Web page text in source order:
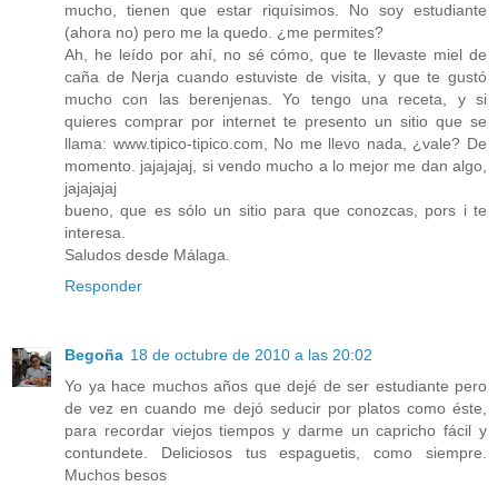
mucho, tienen que estar riquísimos. No soy estudiante
(ahora no) pero me la quedo. ¿me permites?
Ah, he leído por ahí, no sé cómo, que te llevaste miel de
caña de Nerja cuando estuviste de visita, y que te gustó
mucho con las berenjenas. Yo tengo una receta, y si
quieres comprar por internet te presento un sitio que se
llama: www.tipico-tipico.com, No me llevo nada, ¿vale? De
momento. jajajajaj, si vendo mucho a lo mejor me dan algo,
jajajajaj
bueno, que es sólo un sitio para que conozcas, pors i te
interesa.
Saludos desde Málaga.
Responder
Begoña 18 de octubre de 2010 a las 20:02
Yo ya hace muchos años que dejé de ser estudiante pero
de vez en cuando me dejó seducir por platos como éste,
para recordar viejos tiempos y darme un capricho fácil y
contundete. Deliciosos tus espaguetis, como siempre.
Muchos besos